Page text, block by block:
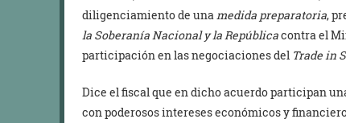
diligenciamiento de una medida preparatoria,
la Soberanía Nacional y la Repúblicacontra el
participación en las negociaciones del Trade in
Dice el fiscal que en dicho acuerdo participan
con poderosos intereses económicos y